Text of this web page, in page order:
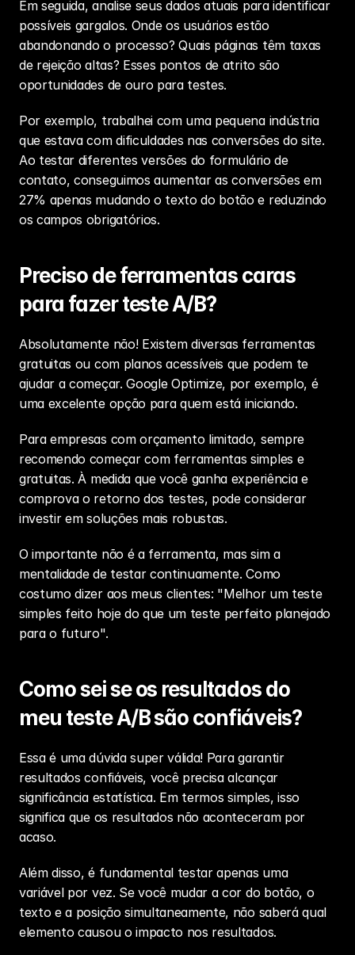
Em seguida, analise seus dados atuais para identificar
possíveis gargalos. Onde os usuários estão
abandonando o processo? Quais páginas têm taxas
de rejeição altas? Esses pontos de atrito são
oportunidades de ouro para testes.
Por exemplo, trabalhei com uma pequena indústria
que estava com dificuldades nas conversões do site.
Ao testar diferentes versões do formulário de
contato, conseguimos aumentar as conversões em
27% apenas mudando o texto do botão e reduzindo
os campos obrigatórios.
Preciso de ferramentas caras
para fazer teste A/B?
Absolutamente não! Existem diversas ferramentas
gratuitas ou com planos acessíveis que podem te
ajudar a começar. Google Optimize, por exemplo, é
uma excelente opção para quem está iniciando.
Para empresas com orçamento limitado, sempre
recomendo começar com ferramentas simples e
gratuitas. À medida que você ganha experiência e
comprova o retorno dos testes, pode considerar
investir em soluções mais robustas.
O importante não é a ferramenta, mas sim a
mentalidade de testar continuamente. Como
costumo dizer aos meus clientes: "Melhor um teste
simples feito hoje do que um teste perfeito planejado
para o futuro".
Como sei se os resultados do
meu teste A/B são confiáveis?
Essa é uma dúvida super válida! Para garantir
resultados confiáveis, você precisa alcançar
significância estatística. Em termos simples, isso
significa que os resultados não aconteceram por
acaso.
Além disso, é fundamental testar apenas uma
variável por vez. Se você mudar a cor do botão, o
texto e a posição simultaneamente, não saberá qual
elemento causou o impacto nos resultados.